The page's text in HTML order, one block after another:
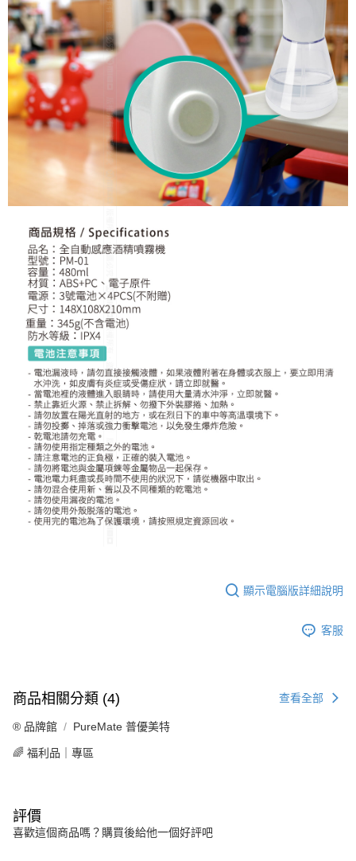
顯示電腦版詳細說明
客服
商品相關分類 (4) 查看全部
®️ 品牌館 PureMate 普優美特
🌈 福利品｜專區
評價
喜歡這個商品嗎？購買後給他一個好評吧